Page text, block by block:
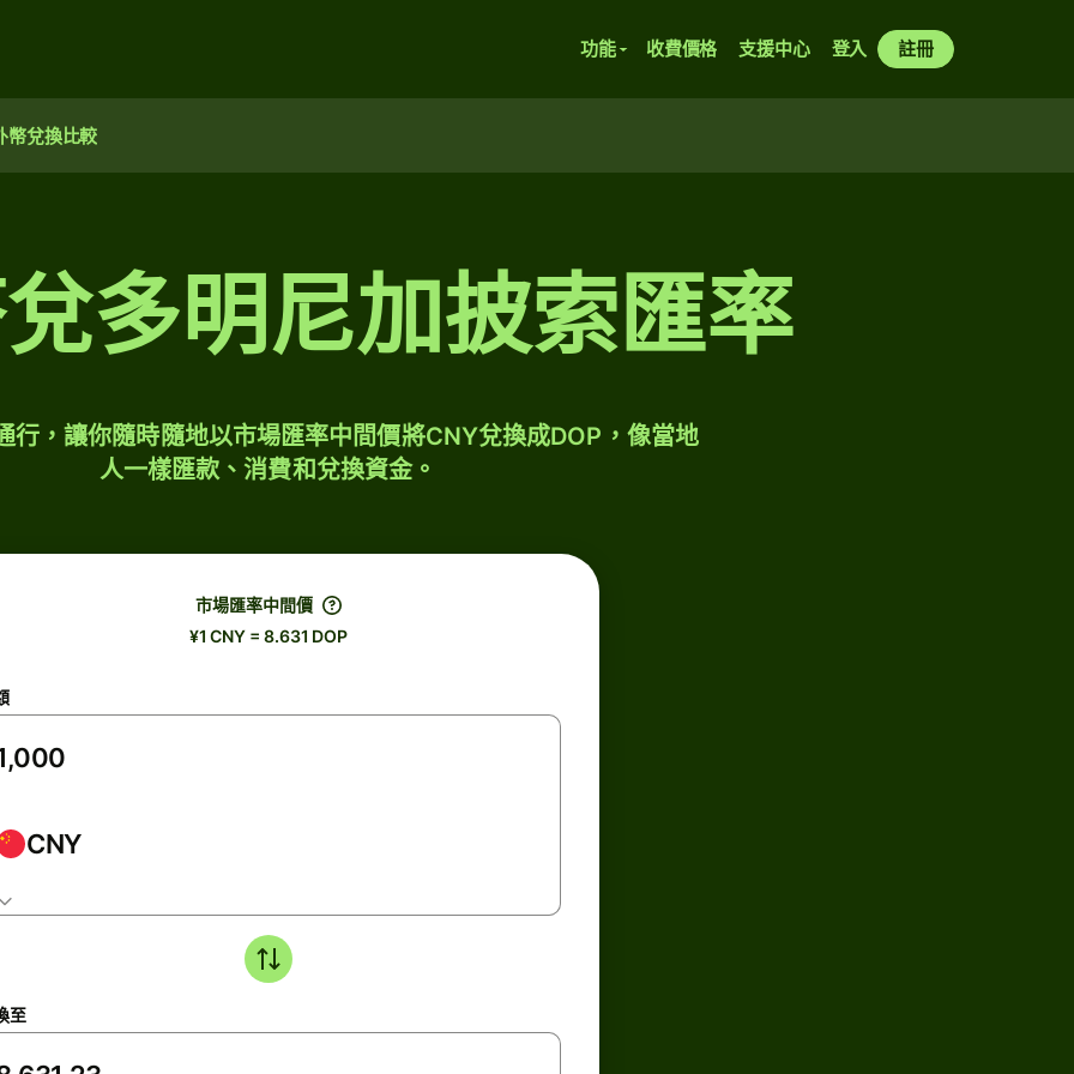
功能 收費價格 支援中心 登入 註冊
幣兌換比較
多明尼加披索匯率
行，讓你隨時隨地以市場匯率中間價將CNY兌換成DOP，像當地
人一樣匯款、消費和兌換資金。
市場匯率中間價
¥1 CNY = 8.631 DOP
CNY
至